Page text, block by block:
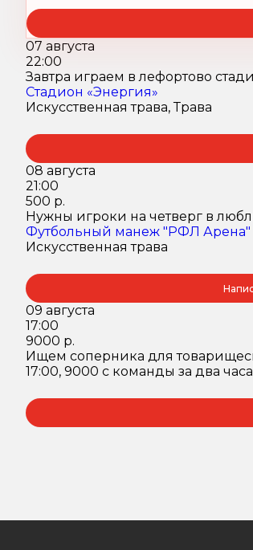
07 августа
22:00
Завтра играем в лефортово
Стадион «Энергия»
Искусственная трава, Трава
08 августа
21:00
500 р.
Нужны игроки на четверг в
Футбольный манеж "РФЛ
Искусственная трава
09 августа
17:00
9000 р.
Ищем соперника для
17:00, 9000 с команды за два